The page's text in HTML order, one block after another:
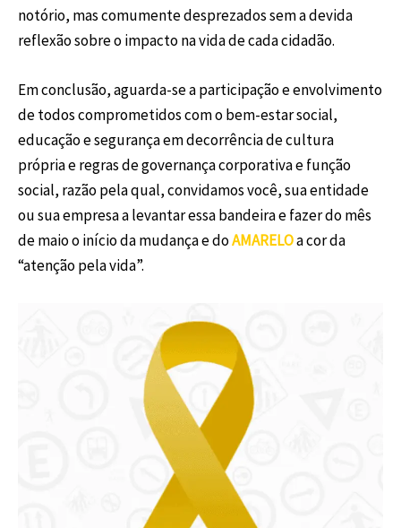
notório, mas comumente desprezados sem a devida
reflexão sobre o impacto na vida de cada cidadão.
Em conclusão, aguarda-se a participação e envolvimento
de todos comprometidos com o bem-estar social,
educação e segurança em decorrência de cultura
própria e regras de governança corporativa e função
social, razão pela qual, convidamos você, sua entidade
ou sua empresa a levantar essa bandeira e fazer do mês
de maio o início da mudança e doAMARELOa cor da
“atenção pela vida”.